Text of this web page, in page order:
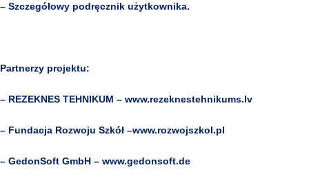
– Szczegółowy podręcznik użytkownika.
Partnerzy projektu:
– REZEKNES TEHNIKUM – www.rezeknestehnikums.lv
– Fundacja Rozwoju Szkół –www.rozwojszkol.pl
– GedonSoft GmbH – www.gedonsoft.de